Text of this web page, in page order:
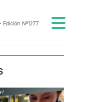
Edición Nº1277